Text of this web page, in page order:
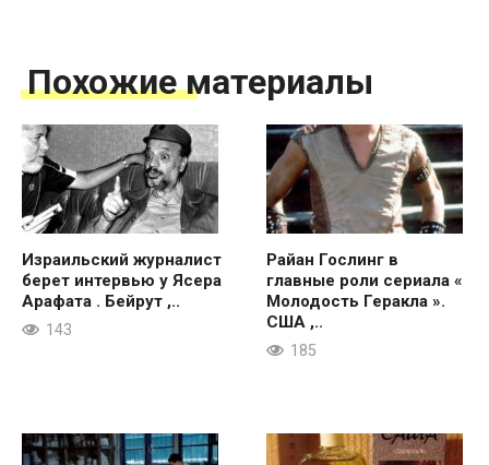
Похожие материалы
Израильский журналист
берет интервью у Ясера
Арафата . Бейрут ,..
143
Райан Гослинг в
главные роли сериала «
Молодость Геракла ».
США ,..
185